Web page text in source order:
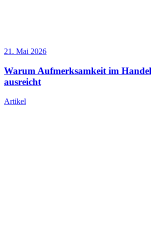
21. Mai 2026
Warum Aufmerksamkeit im
ausreicht
Artikel